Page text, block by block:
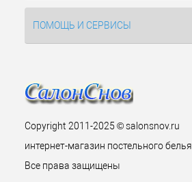
ПОМОЩЬ И СЕРВИСЫ
Copyright 2011-2025 © salonsnov.ru
интернет-магазин постельного белья.
Все права защищены